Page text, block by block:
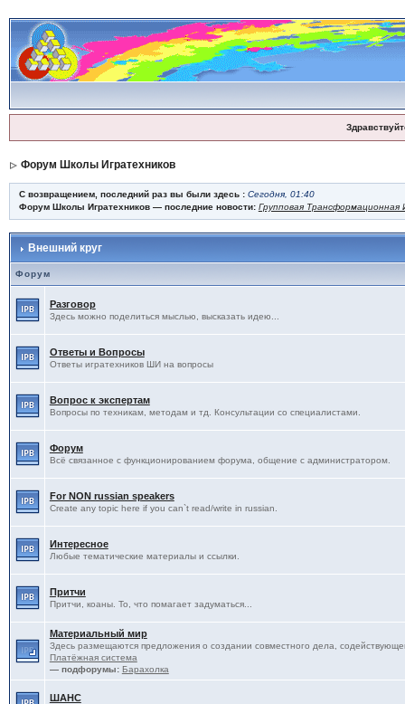
Форум Школы Игратехников
С возвращением, последний раз вы были здесь : Сегодня, 01:40
Форум Школы Игратехников — последние новости: Групповая Трансформационная
Внешний круг
Форум
Разговор
Здесь можно поделиться мыслью, высказать идею...
Ответы и Вопросы
Ответы игратехников ШИ на вопросы
Вопрос к экспертам
Вопросы по техникам, методам и тд. Консультации со специалистами.
Форум
Всё связанное с функционированием форума, общение с администратором.
For NON russian speakers
Create any topic here if you can`t read/write in russian.
Интересное
Любые тематические материалы и ссылки.
Притчи
Притчи, коаны. То, что помагает задуматься...
Материальный мир
Здесь размещаются предложения о создании совместного дела,
Платёжная система
— подфорумы: Барахолка
ШАНС